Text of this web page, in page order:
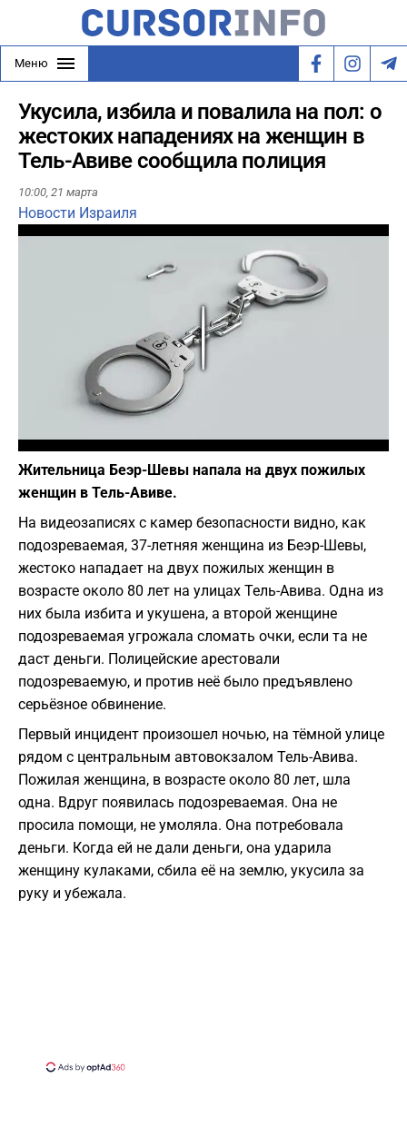
Меню
Укусила, избила и повалила на пол: о
жестоких нападениях на женщин в
Тель-Авиве сообщила полиция
10:00, 21 марта
Новости Израиля
Play
Жительница Беэр-Шевы напала на двух пожилых
женщин в Тель-Авиве.
На видеозаписях с камер безопасности видно, как
подозреваемая, 37-летняя женщина из Беэр-Шевы,
жестоко нападает на двух пожилых женщин в
возрасте около 80 лет на улицах Тель-Авива. Одна из
них была избита и укушена, а второй женщине
подозреваемая угрожала сломать очки, если та не
даст деньги. Полицейские арестовали
подозреваемую, и против неё было предъявлено
серьёзное обвинение.
Первый инцидент произошел ночью, на тёмной улице
рядом с центральным автовокзалом Тель-Авива.
Пожилая женщина, в возрасте около 80 лет, шла
одна. Вдруг появилась подозреваемая. Она не
просила помощи, не умоляла. Она потребовала
деньги. Когда ей не дали деньги, она ударила
женщину кулаками, сбила её на землю, укусила за
руку и убежала.